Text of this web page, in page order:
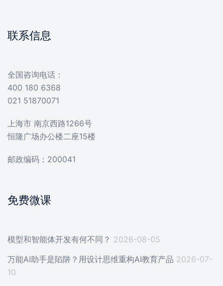
联系信息
全国咨询电话：
400 180 6368
021 51870071
上海市 南京西路1266号
恒隆广场办公楼二座15楼
邮政编码：200041
免费微课
模型和智能体开发有何不同？ 2026-08-05
万能AI助手是陷阱？用设计思维重构AI教育产品 2026-07-
10